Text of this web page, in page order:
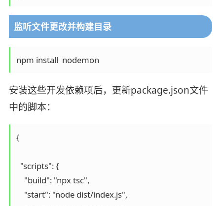
监听文件更改并构建目录
安装这些开发依赖项后，更新package.json文件
中的脚本：
{
  "scripts": {
    "build": "npx tsc",
    "start": "node dist/index.js",